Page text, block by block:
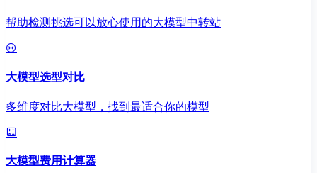
帮助检测挑选可以放心使用的大模型中转站
大模型选型对比
多维度对比大模型，找到最适合你的模型
大模型费用计算器